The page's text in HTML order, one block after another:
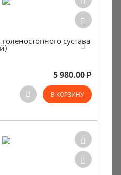
сустава
5 980.00 Р
В КОРЗИНУ